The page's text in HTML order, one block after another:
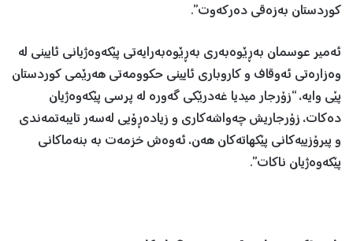
کوردستان بەزەقی دەرکەوت”.
ئەمیر عوسمان بەڕێوەبەری بەڕێوەبەرایەتی پێکەوەژیانی ئایینی لە
وەزارەتی ئەوقاف و کاروباری ئایینی حکوومەتی هەرێمی کوردستان
پێی وایە، “زۆرجار میدیا غەدرێکی گەورە لە پرسی پێکەوەژیان
دەکات، زۆرجاریش چەواشەکاری و زیادەڕۆیی لەسەر تایبەتمەندی
و پیرۆزییەکانی پێکهاتەکان هەن، ئەوەش خزمەت بە بنەماکانی
پێکەوەژیان ناکات”.